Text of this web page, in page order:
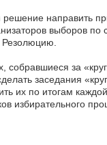
решение направить
выборов по
Резолюцию.
собравшиеся за
заседания
их по итогам
избирательного